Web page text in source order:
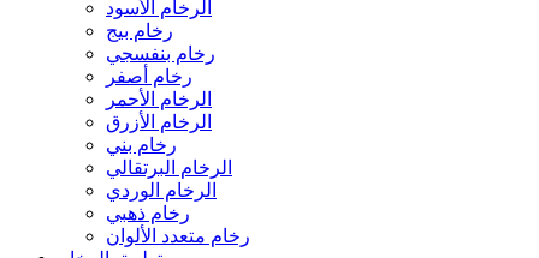
الرخام الأسود
رخام بيج
رخام بنفسجي
رخام أصفر
الرخام الأحمر
الرخام الأزرق
رخام بني
الرخام البرتقالي
الرخام الوردي
رخام ذهبي
رخام متعدد الألوان